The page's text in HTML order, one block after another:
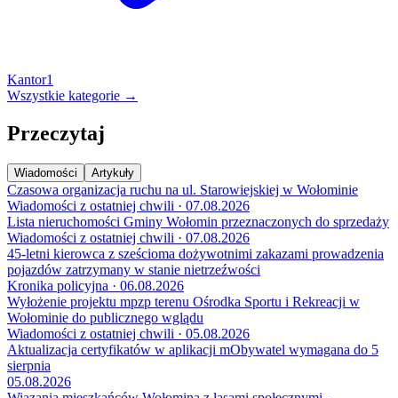
Kantor1
Wszystkie kategorie →
Przeczytaj
Wiadomości Artykuły
Czasowa organizacja ruchu na ul. Starowiejskiej w Wołominie
Wiadomości z ostatniej chwili · 07.08.2026
Lista nieruchomości Gminy Wołomin przeznaczonych do sprzedaży
Wiadomości z ostatniej chwili · 07.08.2026
45-letni kierowca z sześcioma dożywotnimi zakazami prowadzenia
pojazdów zatrzymany w stanie nietrzeźwości
Kronika policyjna · 06.08.2026
Wyłożenie projektu mpzp terenu Ośrodka Sportu i Rekreacji w
Wołominie do publicznego wglądu
Wiadomości z ostatniej chwili · 05.08.2026
Aktualizacja certyfikatów w aplikacji mObywatel wymagana do 5
sierpnia
05.08.2026